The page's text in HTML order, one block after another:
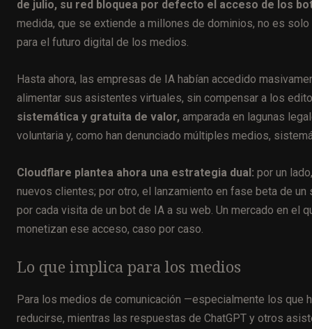
de julio, su red bloquea por defecto el acceso de los
medida, que se extiende a millones de dominios, no es
para el futuro digital de los medios.
Hasta ahora, las empresas de IA habían accedido
alimentar sus asistentes virtuales, sin compensar a los
sistemática y gratuita de valor, amparada en lagunas
voluntaria y, como han denunciado múltiples medios,
Cloudflare plantea ahora una estrategia dual: por un
nuevos clientes; por otro, el lanzamiento en fase beta de
por cada visita de un bot de IA a su web. Un mercado en el
monetizan ese acceso, caso por caso.
Lo que implica para los medios
Para los medios de comunicación —especialmente los que
reducirse, mientras las respuestas de ChatGPT y otros